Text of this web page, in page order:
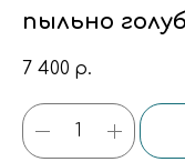
пыльно
7 400 р.